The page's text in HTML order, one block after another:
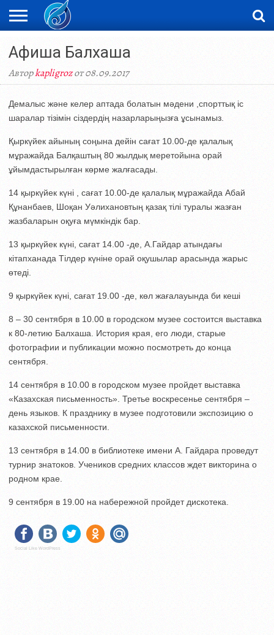
ЖАҢАЛЫҚТАР
НОВОСТИ
ВИДЕО
ФОТОРЕПОРТАЖИ
ОРКЕН
LIVETV
Афиша Балхаша
Авторkapligrozот 08.09.2017
Демалыс және келер аптада болатын мәдени ,спорттық іс
шаралар тізімін сіздердің назарларыңызға ұсынамыз.
Қыркүйек айының соңына дейін сағат 10.00-де қалалық
мұражайда Балқаштың 80 жылдық меретойына орай
ұйымдастырылған көрме жалғасады.
14 қыркүйек күні , сағат 10.00-де қалалық мұражайда Абай
Құнанбаев, Шоқан Уәлихановтың қазақ тілі туралы жазған
жазбаларын оқуға мүмкіндік бар.
13 қыркүйек күні, сағат 14.00 -де, А.Гайдар атындағы
кітапханада Тілдер күніне орай оқушылар арасында жарыс
өтеді.
9 қыркүйек күні, сағат 19.00 -де, көл жағалауында би кеші
8 – 30 сентября в 10.00 в городском музее состоится выставка
к 80-летию Балхаша. История края, его люди, старые
фотографии и публикации можно посмотреть до конца
сентября.
14 сентября в 10.00 в городском музее пройдет выставка
«Казахская письменность». Третье воскресенье сентября –
день языков. К празднику в музее подготовили экспозицию о
казахской письменности.
13 сентября в 14.00 в библиотеке имени А. Гайдара проведут
турнир знатоков. Учеников средних классов ждет викторина о
родном крае.
9 сентября в 19.00 на набережной пройдет дискотека.
Social Like WordPress